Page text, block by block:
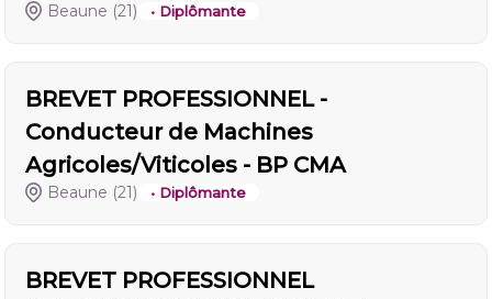
Beaune (21) • Diplômante
BREVET PROFESSIONNEL -
Conducteur de Machines
Agricoles/Viticoles - BP CMA
Beaune (21) • Diplômante
BREVET PROFESSIONNEL